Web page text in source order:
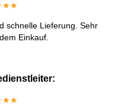
schnelle Lieferung. Sehr
Einkauf.